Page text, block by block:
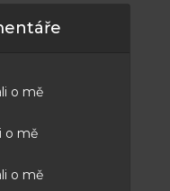
o mě
o mě
o mě